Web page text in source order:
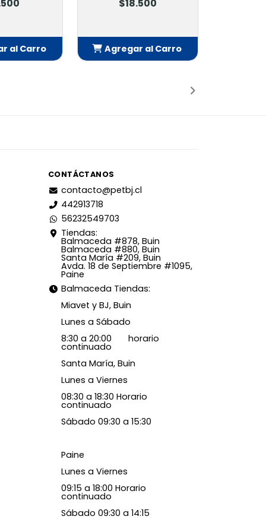
$18.500
al Carro
$2.300
Agregar al Carro
CONTÁCTANOS
contacto@petbj.cl
442913718
56232549703
Tiendas:
Balmaceda #878, Buin
Balmaceda #880, Buin
Santa María #209, Buin
Avda. 18 de Septiembre #1095,
Paine
Balmaceda Tiendas:
Miavet y BJ, Buin
Lunes a Sábado
8:30 a 20:00 horario
continuado
Santa María, Buin
Lunes a Viernes
08:30 a 18:30 Horario
continuado
Sábado 09:30 a 15:30
Paine
Lunes a Viernes
09:15 a 18:00 Horario
continuado
Sábado 09:30 a 14:15